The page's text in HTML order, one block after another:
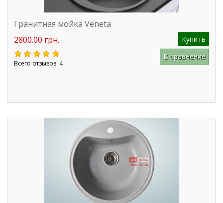
Гранитная мойка Veneta
2800.00 грн.
Купить
Всего отзывов: 4
В сравнение